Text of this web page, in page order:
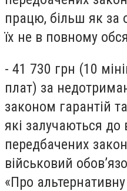
працю, більш як за
їх не в повному
- 41 730 грн (10
плат) за
законом гарантій
які залучаються до
передбачених
військовий
«Про